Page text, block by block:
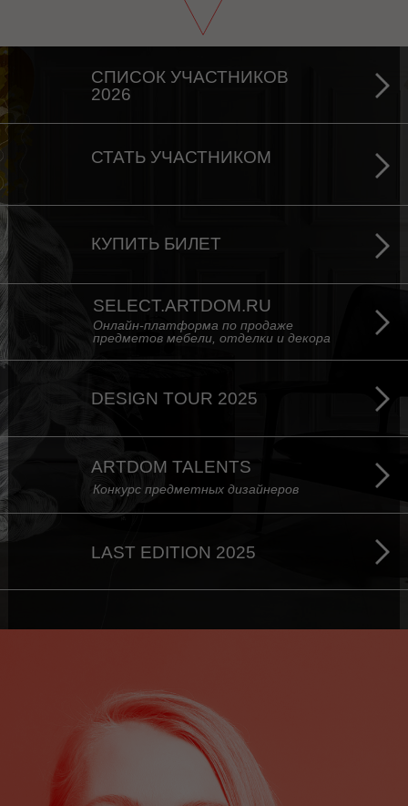
КУПИТЬ БИЛЕТ
СПИСОК УЧАСТНИКОВ
2026
Онлайн-платформа по продаже
предметов мебели, отделки и декора
SELECT.ARTDOM.RU
DESIGN TOUR 2025
СТАТЬ УЧАСТНИКОМ
Конкурс предметных дизайнеров
ARTDOM TALENTS
LAST EDITION 2025